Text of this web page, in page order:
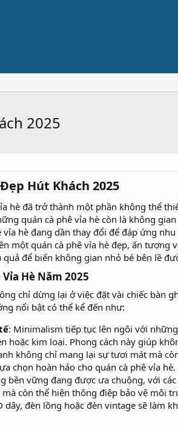
2025
Hút Khách 2025​
hè đã trở thành một phần không thể
quán cà phê vỉa hè còn là không
hè đang dần thay đổi để đáp ứng
một quán cà phê vỉa hè đẹp, ấn
để biến không gian nhỏ bé bên lề
Hè Năm 2025​
chỉ dừng lại ở việc đặt vài chiếc bàn
nổi bật có thể kể đến như:
: Minimalism tiếp tục lên ngôi với
hoặc kim loại. Phong cách này giúp
không chỉ mang lại sự tươi mát mà
chọn hoàn hảo cho quán cà phê vỉa hè.
bền vững đang được ưa chuộng, với
còn thể hiện thông điệp bảo vệ môi
dây, đèn lồng hoặc đèn vintage sẽ làm